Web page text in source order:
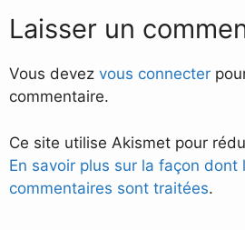
Laisser un
Vous devez vous connecter
commentaire.
Ce site utilise Akismet pour
En savoir plus sur la façon dont
commentaires sont traitées.